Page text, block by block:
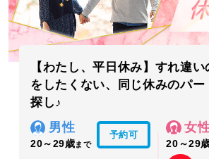
【わたし、平日休み】すれ違
をしたくない、同じ休みのパー
探し♪
男性
20～29歳まで
予約可
女
20～29